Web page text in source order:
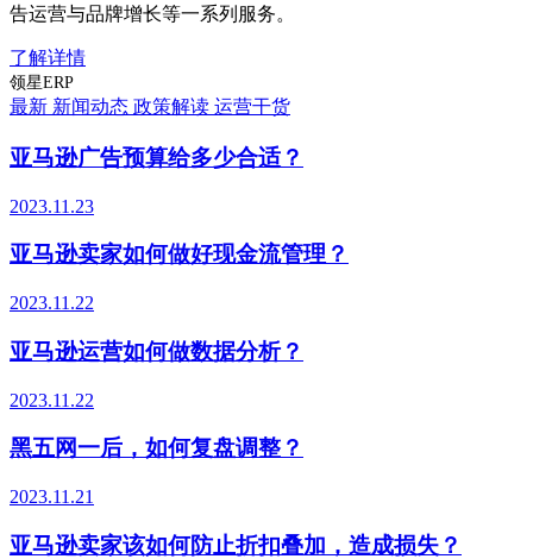
告运营与品牌增长等一系列服务。
了解详情
领星ERP
最新 新闻动态 政策解读 运营干货
亚马逊广告预算给多少合适？
2023.11.23
亚马逊卖家如何做好现金流管理？
2023.11.22
亚马逊运营如何做数据分析？
2023.11.22
黑五网一后，如何复盘调整？
2023.11.21
亚马逊卖家该如何防止折扣叠加，造成损失？